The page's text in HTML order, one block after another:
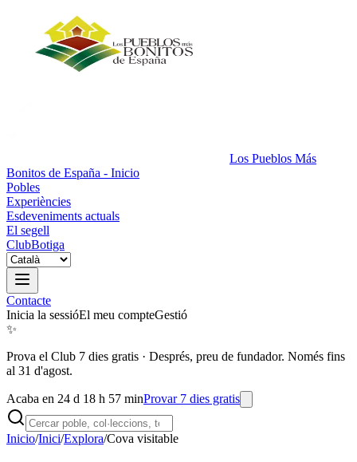
Los Pueblos Más
Bonitos de España - Inicio
Pobles
Experiències
Esdeveniments actuals
El segell
ClubBotiga
Contacte
Inicia la sessióEl meu compteGestió
✨
Prova el Club 7 dies gratis · Després, preu de fundador. Només fins
al 31 d'agost.
Acaba en 24 d 18 h 57 minProvar 7 dies gratis
Inicio/Inici/Explora/Cova visitable